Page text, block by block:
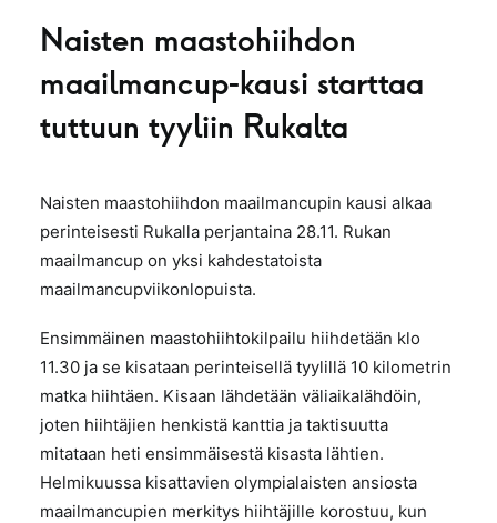
Naisten maastohiihdon
maailmancup-kausi starttaa
tuttuun tyyliin Rukalta
Naisten maastohiihdon maailmancupin kausi alkaa
perinteisesti Rukalla perjantaina 28.11. Rukan
maailmancup on yksi kahdestatoista
maailmancupviikonlopuista.
Ensimmäinen maastohiihtokilpailu hiihdetään klo
11.30 ja se kisataan perinteisellä tyylillä 10 kilometrin
matka hiihtäen. Kisaan lähdetään väliaikalähdöin,
joten hiihtäjien henkistä kanttia ja taktisuutta
mitataan heti ensimmäisestä kisasta lähtien.
Helmikuussa kisattavien olympialaisten ansiosta
maailmancupien merkitys hiihtäjille korostuu, kun